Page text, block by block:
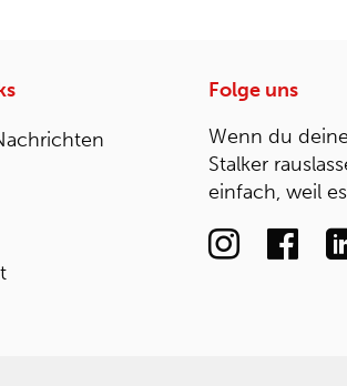
Folge uns
Wenn du
Stalker
einfach, weil